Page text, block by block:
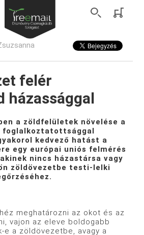
felér
házassággal
a zöldfelületek növelése a
foglalkoztatottsággal
kedvező hatást a
egy európai uniós felmérés
nincs házastársa vagy
zöldövezetbe testi-lelki
meghatározni az okot és az
vajon az eleve boldogabb
e a zöldövezetbe, avagy a